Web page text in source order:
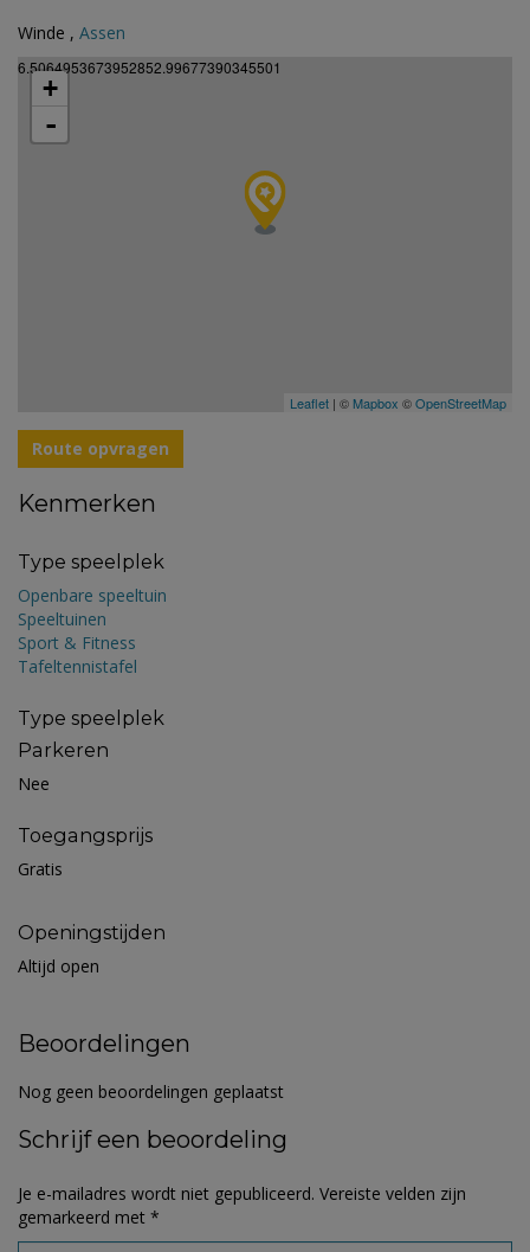
Winde , Assen
6.5064953673952852.99677390345501
+
-
Leaflet | © Mapbox ©OpenStreetMap
Route opvragen
Kenmerken
Type speelplek
Openbare speeltuin
Speeltuinen
Sport & Fitness
Tafeltennistafel
Type speelplek
Parkeren
Nee
Toegangsprijs
Gratis
Openingstijden
Altijd open
Beoordelingen
Nog geen beoordelingen geplaatst
Schrijf een beoordeling
Je e-mailadres wordt niet gepubliceerd. Vereiste velden zijn
gemarkeerd met *